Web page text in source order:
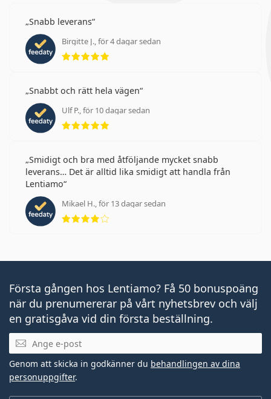
Snabb leverans
Birgitte J., för 4 dagar sedan
Betyg 5 av 5
Snabbt och rätt hela vägen
Ulf P., för 10 dagar sedan
Betyg 5 av 5
Smidigt och bra med åtföljande mycket snabb
leverans… Det är alltid lika smidigt att handla från
Lentiamo
Mikael H., för 13 dagar sedan
Betyg 4 av 5
Första gången hos Lentiamo? Få 50 bonuspoäng
när du prenumererar på vårt nyhetsbrev och välj
en gratisgåva vid din första beställning.
Mejladress
Genom att skicka in godkänner du behandlingen av dina
personuppgifter.